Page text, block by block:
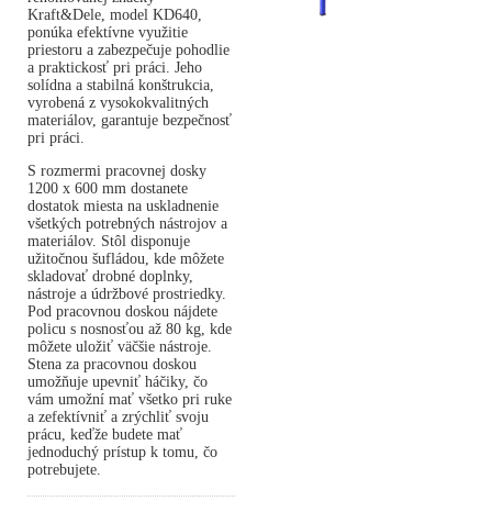
Kraft&Dele, model KD640,
ponúka efektívne využitie
priestoru a zabezpečuje pohodlie
a praktickosť pri práci. Jeho
solídna a stabilná konštrukcia,
vyrobená z vysokokvalitných
materiálov, garantuje bezpečnosť
pri práci.
S rozmermi pracovnej dosky
1200 x 600 mm dostanete
dostatok miesta na uskladnenie
všetkých potrebných nástrojov a
materiálov. Stôl disponuje
užitočnou šufládou, kde môžete
skladovať drobné doplnky,
nástroje a údržbové prostriedky.
Pod pracovnou doskou nájdete
policu s nosnosťou až 80 kg, kde
môžete uložiť väčšie nástroje.
Stena za pracovnou doskou
umožňuje upevniť háčiky, čo
vám umožní mať všetko pri ruke
a zefektívniť a zrýchliť svoju
prácu, keďže budete mať
jednoduchý prístup k tomu, čo
potrebujete.